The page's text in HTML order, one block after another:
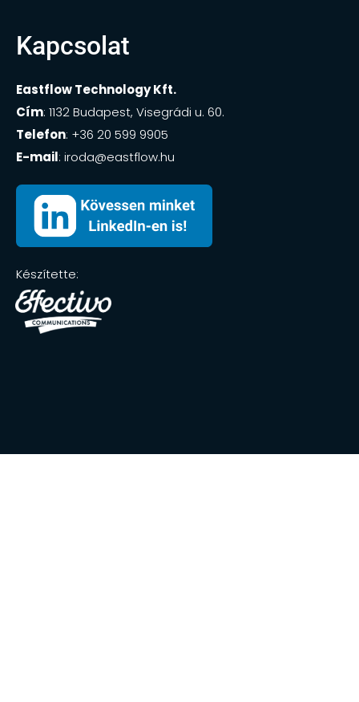
Kapcsolat
Eastflow Technology Kft.
Cím: 1132 Budapest, Visegrádi u. 60.
Telefon: +36 20 599 9905
E-mail: iroda@eastflow.hu
Készítette: